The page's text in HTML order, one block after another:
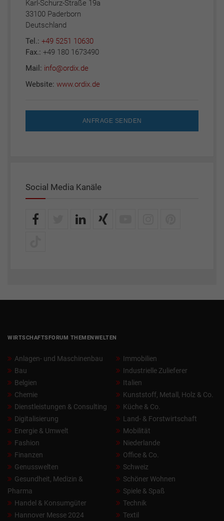
Karl-Schurz-Straße 19a
33100 Paderborn
Deutschland
Tel.: +49 5251 10630
Fax.: +49 180 1673490
Mail: info@ordix.de
Website: www.ordix.de
ANFRAGE SENDEN
Social Media Kanäle
WIRTSCHAFTSFORUM THEMENWELTEN
Anlagen- und Maschinenbau
Bau
Belgien
Chemie
Dienstleistungen & Consulting
Digitalisierung
Energie & Umwelt
Fashion
Finanzen
Genusswelten
Gesundheit, Medizin &
Pharma
Handel & Konsumgüter
Hannover Messe 2024
Immobilien
Industrielle Zulieferer
Italien
Kunststoff, Metall, Holz & Co.
Küche & Co.
Land- & Forstwirtschaft
Mobilität
Niederlande
Office & Co.
Schweiz
Schöner Wohnen
Spiele & Spaß
Technik
Textil